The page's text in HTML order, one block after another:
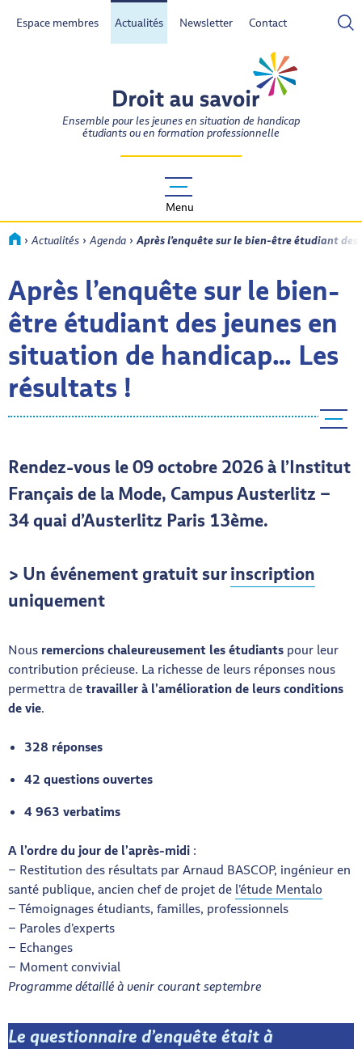
Espace membres
Actualités
Newsletter Contact
DROIT AU SAVOIR
Ensemble pour les jeunes en situation de handicap
étudiants ou en formation professionnelle
Menu
Accueil
› Actualités › Agenda ›Après l’enquête sur le bien-être étudiant
Après l’enquête sur le bien-
être étudiant des jeunes en
situation de handicap… Les
résultats !
Rendez-vous le 09 octobre 2026 à l’Institut
Français de la Mode, Campus Austerlitz –
34 quai d’Austerlitz Paris 13ème.
> Un événement gratuit surinscription
uniquement
Nous remercions chaleureusement les étudiants pour leur
contribution précieuse. La richesse de leurs réponses nous
permettra detravailler à l’amélioration de leurs conditions
de vie.
328 réponses
42 questions ouvertes
4 963 verbatims
A l’ordre du jour de l’après-midi :
– Restitution des résultats par Arnaud BASCOP, ingénieur en
santé publique, ancien chef de projet de l’étude Mentalo
– Témoignages étudiants, familles, professionnels
– Paroles d’experts
– Echanges
– Moment convivial
Programme détaillé à venir courant septembre
Le questionnaire d’enquête était à